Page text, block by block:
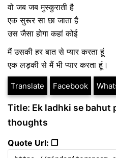
वो जब जब मुस्कुराती है
एक सुरूर सा छा जाता है
उस जैसा होगा कहां कोई
मैं उसकी हर बात से प्यार करता हूं
एक लड़की से मैं भी प्यार करता हूं।
Translate Facebook
Title: Ek ladhki se bahut
thoughts
Quote Url: ❐